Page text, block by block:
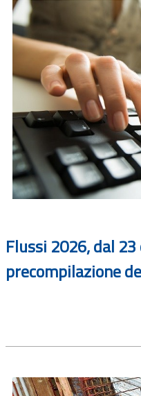
Flussi 2026, dal
precompilazione